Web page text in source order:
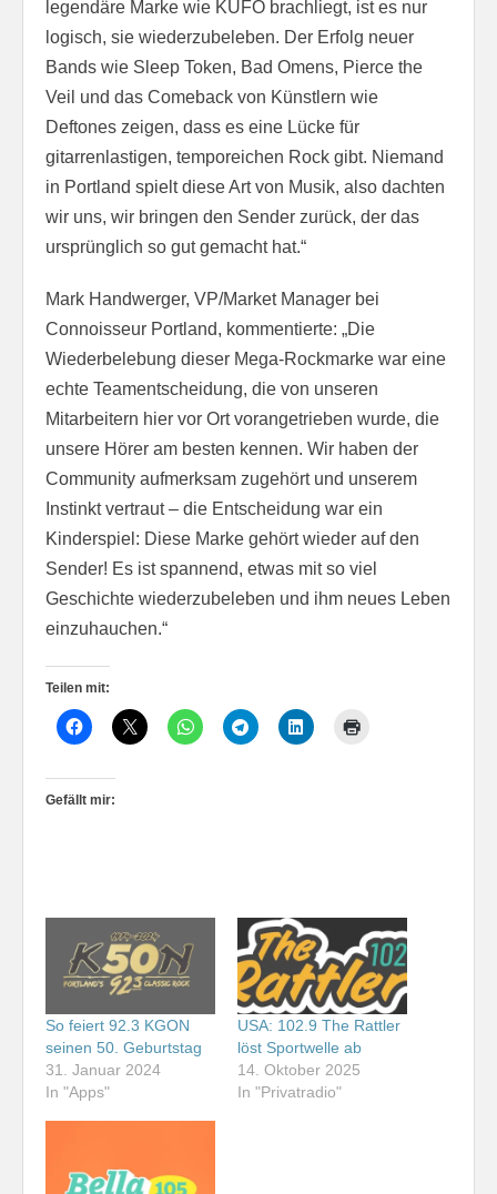
legendäre Marke wie KUFO brachliegt, ist es nur
logisch, sie wiederzubeleben. Der Erfolg neuer
Bands wie Sleep Token, Bad Omens, Pierce the
Veil und das Comeback von Künstlern wie
Deftones zeigen, dass es eine Lücke für
gitarrenlastigen, temporeichen Rock gibt. Niemand
in Portland spielt diese Art von Musik, also dachten
wir uns, wir bringen den Sender zurück, der das
ursprünglich so gut gemacht hat.“
Mark Handwerger, VP/Market Manager bei
Connoisseur Portland, kommentierte: „Die
Wiederbelebung dieser Mega-Rockmarke war eine
echte Teamentscheidung, die von unseren
Mitarbeitern hier vor Ort vorangetrieben wurde, die
unsere Hörer am besten kennen. Wir haben der
Community aufmerksam zugehört und unserem
Instinkt vertraut – die Entscheidung war ein
Kinderspiel: Diese Marke gehört wieder auf den
Sender! Es ist spannend, etwas mit so viel
Geschichte wiederzubeleben und ihm neues Leben
einzuhauchen.“
Teilen mit:
Gefällt mir:
So feiert 92.3 KGON
seinen 50. Geburtstag
31. Januar 2024
In "Apps"
USA: 102.9 The Rattler
löst Sportwelle ab
14. Oktober 2025
In "Privatradio"